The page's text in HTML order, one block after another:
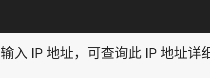
入 IP 地址，可查询此 IP 地址详